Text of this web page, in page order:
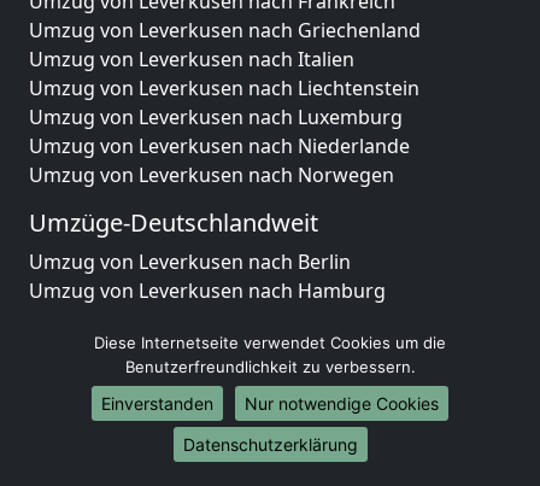
Umzug von Leverkusen nach Griechenland
Umzug von Leverkusen nach Italien
Umzug von Leverkusen nach Liechtenstein
Umzug von Leverkusen nach Luxemburg
Umzug von Leverkusen nach Niederlande
Umzug von Leverkusen nach Norwegen
Umzüge-Deutschlandweit
Umzug von Leverkusen nach Berlin
Umzug von Leverkusen nach Hamburg
Umzug von Leverkusen nach Köln
Umzug von Leverkusen nach Frankfurt am Main
Umzug von Leverkusen nach Stuttgart
Umzug von Leverkusen nach Düsseldorf
Umzug von Leverkusen nach Leipzig
Diese Internetseite verwendet Cookies um die
Benutzerfreundlichkeit zu verbessern.
Einverstanden
Nur notwendige Cookies
Datenschutzerklärung